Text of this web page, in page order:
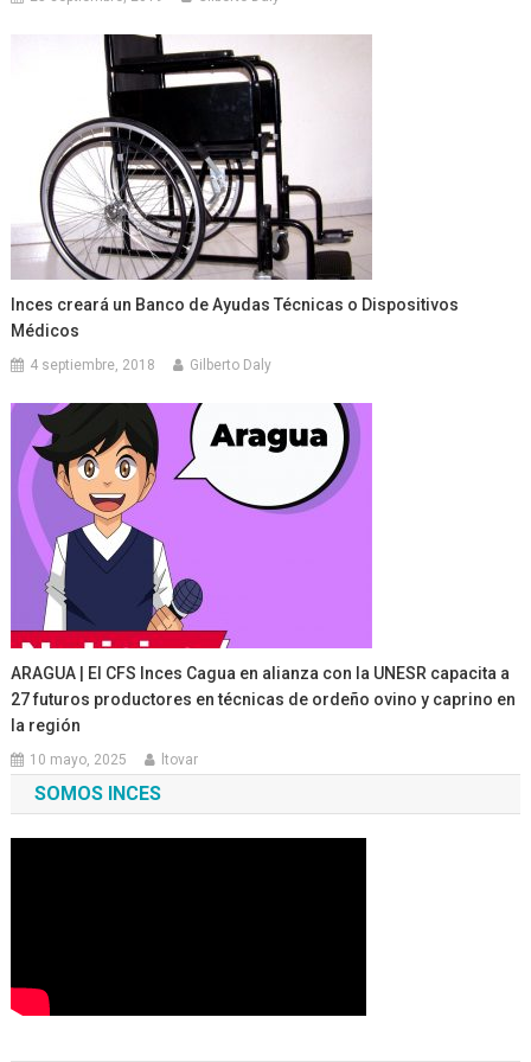
Inces creará un Banco de Ayudas Técnicas o Dispositivos
Médicos
4 septiembre, 2018 Gilberto Daly
ARAGUA | El CFS Inces Cagua en alianza con la UNESR capacita a
27 futuros productores en técnicas de ordeño ovino y caprino en
la región
10 mayo, 2025 ltovar
SOMOS INCES